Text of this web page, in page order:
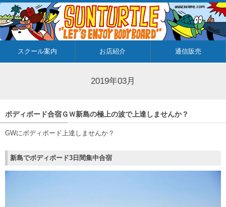
スクール案内 お店紹介 通信販売
2019年03月
ボディボード合宿ＧＷ新島の極上の波で上達しませんか？
GWにボディボード上達しませんか？
新島でボディボード3日間集中合宿